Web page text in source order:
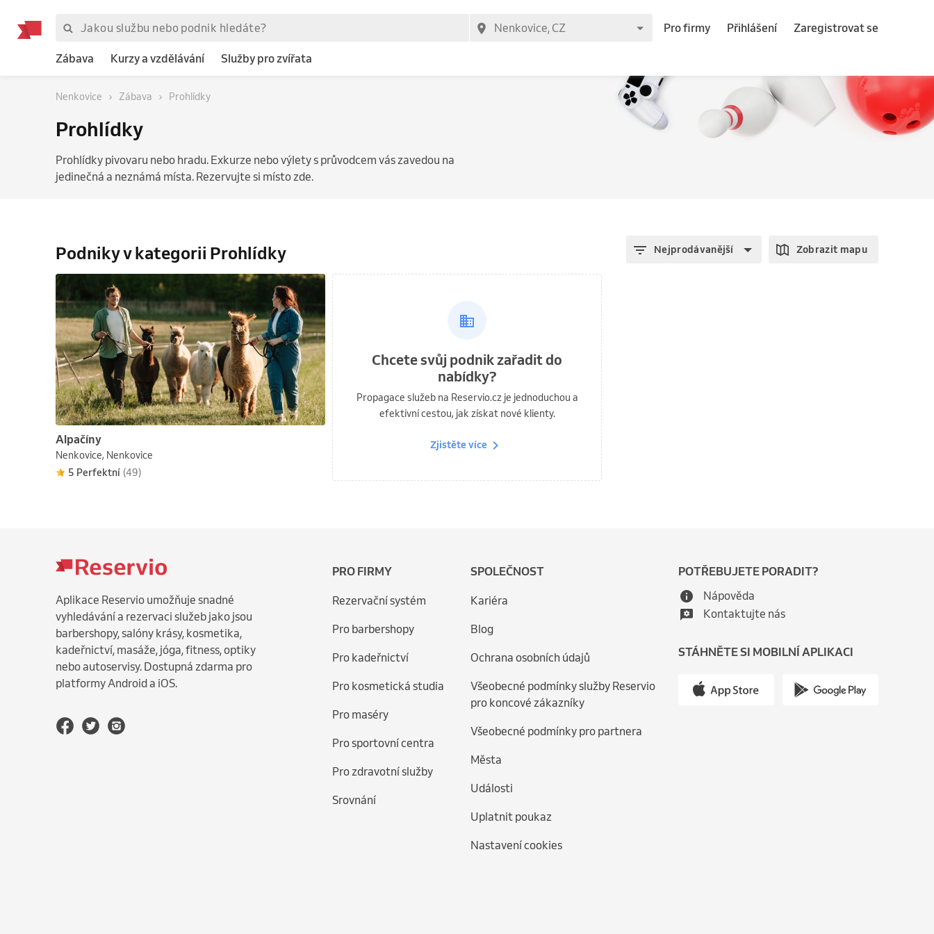
Pro firmy Přihlášení Zaregistrovat se
Zábava Kurzy a vzdělávání Služby pro zvířata
Nenkovice Zábava Prohlídky
Prohlídky
Prohlídky pivovaru nebo hradu. Exkurze nebo výlety s průvodcem vás zavedou na
jedinečná a neznámá místa. Rezervujte si místo zde.
Podniky v kategorii Prohlídky Nejprodávanější Zobrazit mapu
Alpačíny
Nenkovice, Nenkovice
5 Perfektní (49)
Chcete svůj podnik zařadit do
nabídky?
Propagace služeb na Reservio.cz je jednoduchou a
efektivní cestou, jak získat nové klienty.
Zjistěte více
Aplikace Reservio umožňuje snadné
vyhledávání a rezervaci služeb jako jsou
barbershopy, salóny krásy, kosmetika,
kadeřnictví, masáže, jóga, fitness, optiky
nebo autoservisy. Dostupná zdarma pro
platformy Android a iOS.
PRO FIRMY
Rezervační systém
Pro barbershopy
Pro kadeřnictví
Pro kosmetická studia
Pro maséry
Pro sportovní centra
Pro zdravotní služby
Srovnání
SPOLEČNOST
Kariéra
Blog
Ochrana osobních údajů
Všeobecné podmínky služby Reservio
pro koncové zákazníky
Všeobecné podmínky pro partnera
Města
Události
Uplatnit poukaz
Nastavení cookies
POTŘEBUJETE PORADIT?
Nápověda
Kontaktujte nás
STÁHNĚTE SI MOBILNÍ APLIKACI